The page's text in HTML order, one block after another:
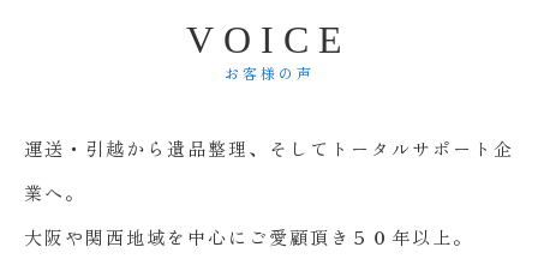
V O I C E
お客様の声
運送・引越から遺品整理、そしてトータルサポート企
業へ。
大阪や関西地域を中心にご愛顧頂き５０年以上。